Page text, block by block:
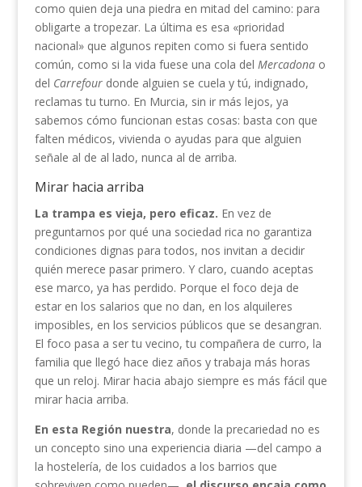
como quien deja una piedra en mitad del camino: para
obligarte a tropezar. La última es esa «prioridad
nacional» que algunos repiten como si fuera sentido
común, como si la vida fuese una cola del Mercadonao
del Carrefourdonde alguien se cuela y tú, indignado,
reclamas tu turno. En Murcia, sin ir más lejos, ya
sabemos cómo funcionan estas cosas: basta con que
falten médicos, vivienda o ayudas para que alguien
señale al de al lado, nunca al de arriba.
Mirar hacia arriba
La trampa es vieja, pero eficaz. En vez de
preguntarnos por qué una sociedad rica no garantiza
condiciones dignas para todos, nos invitan a decidir
quién merece pasar primero. Y claro, cuando aceptas
ese marco, ya has perdido. Porque el foco deja de
estar en los salarios que no dan, en los alquileres
imposibles, en los servicios públicos que se desangran.
El foco pasa a ser tu vecino, tu compañera de curro, la
familia que llegó hace diez años y trabaja más horas
que un reloj. Mirar hacia abajo siempre es más fácil que
mirar hacia arriba.
En esta Región nuestra, donde la precariedad no es
un concepto sino una experiencia diaria —del campo a
la hostelería, de los cuidados a los barrios que